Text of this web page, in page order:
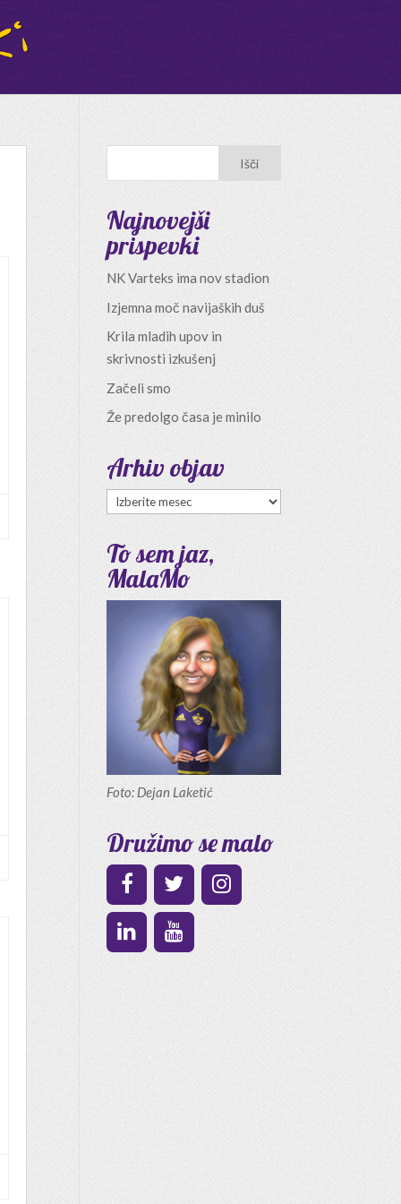
Najnovejši
prispevki
NK Varteks ima nov stadion
Izjemna moč navijaških duš
Krila mladih upov in
skrivnosti izkušenj
Začeli smo
Že predolgo časa je minilo
Arhiv objav
Arhiv
To sem jaz,
MalaMo
Foto: Dejan Laketić
Družimo se malo